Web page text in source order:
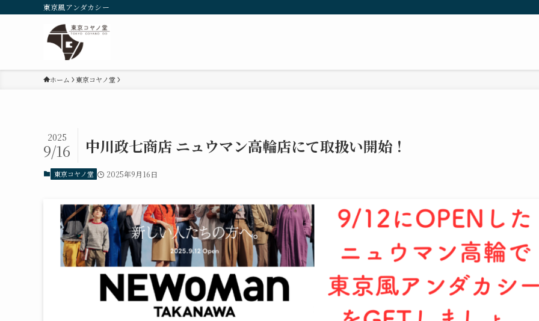
東京風アンダカシー
ホーム 東京コヤノ堂
中川政七商店 ニュウマン高輪店にて取扱い開始！
2025
9/16
東京コヤノ堂 2025年9月16日